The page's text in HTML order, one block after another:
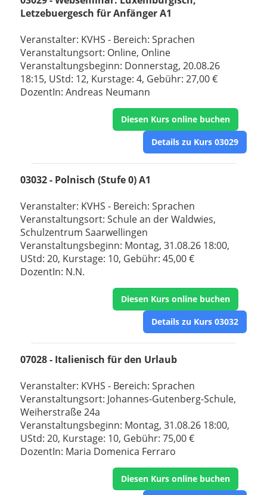
Letzebuergesch für Anfänger A1
Veranstalter: KVHS - Bereich: Sprachen
Veranstaltungsort: Online, Online
Veranstaltungsbeginn: Donnerstag, 20.08.26
18:15, UStd: 12, Kurstage: 4, Gebühr: 27,00 €
DozentIn: Andreas Neumann
Diesen Kurs online buchen
Details zu Kurs 03029
03032 - Polnisch (Stufe 0) A1
Veranstalter: KVHS - Bereich: Sprachen
Veranstaltungsort: Schule an der Waldwies,
Schulzentrum Saarwellingen
Veranstaltungsbeginn: Montag, 31.08.26 18:00,
UStd: 20, Kurstage: 10, Gebühr: 45,00 €
DozentIn: N.N.
Diesen Kurs online buchen
Details zu Kurs 03032
07028 - Italienisch für den Urlaub
Veranstalter: KVHS - Bereich: Sprachen
Veranstaltungsort: Johannes-Gutenberg-Schule,
Weiherstraße 24a
Veranstaltungsbeginn: Montag, 31.08.26 18:00,
UStd: 20, Kurstage: 10, Gebühr: 75,00 €
DozentIn: Maria Domenica Ferraro
Diesen Kurs online buchen